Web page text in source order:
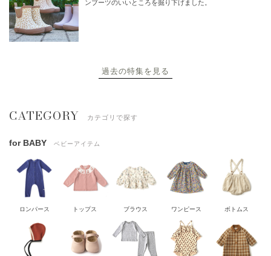
ンブーツのいいところを掘り下げました。
過去の特集を見る
CATEGORY カテゴリで探す
for BABY ベビーアイテム
ロンパース トップス ブラウス ワンピース ボトムス